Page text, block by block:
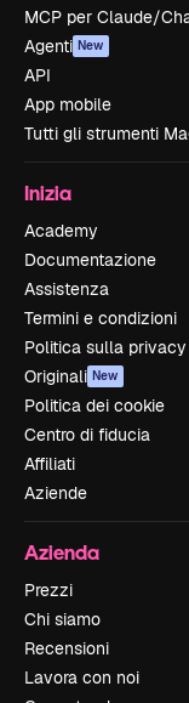
MCP per Claude/
Agenti New
API
App mobile
Tutti gli strumenti
Inizia
Academy
Documentazione
Assistenza
Termini e condizioni
Politica sulla privacy
Originali New
Politica dei cookie
Centro di fiducia
Affiliati
Aziende
Azienda
Prezzi
Chi siamo
Recensioni
Lavora con noi